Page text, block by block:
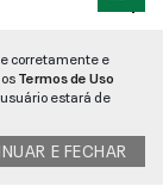
corretamente e
Termos de Uso
estará de
E FECHAR